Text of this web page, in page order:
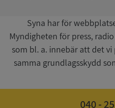
Syna har för
Myndigheten för press,
som bl. a. innebär att det
samma grundlagsskydd
040 -